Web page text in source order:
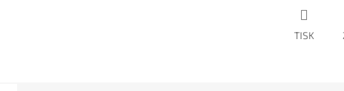
TISK